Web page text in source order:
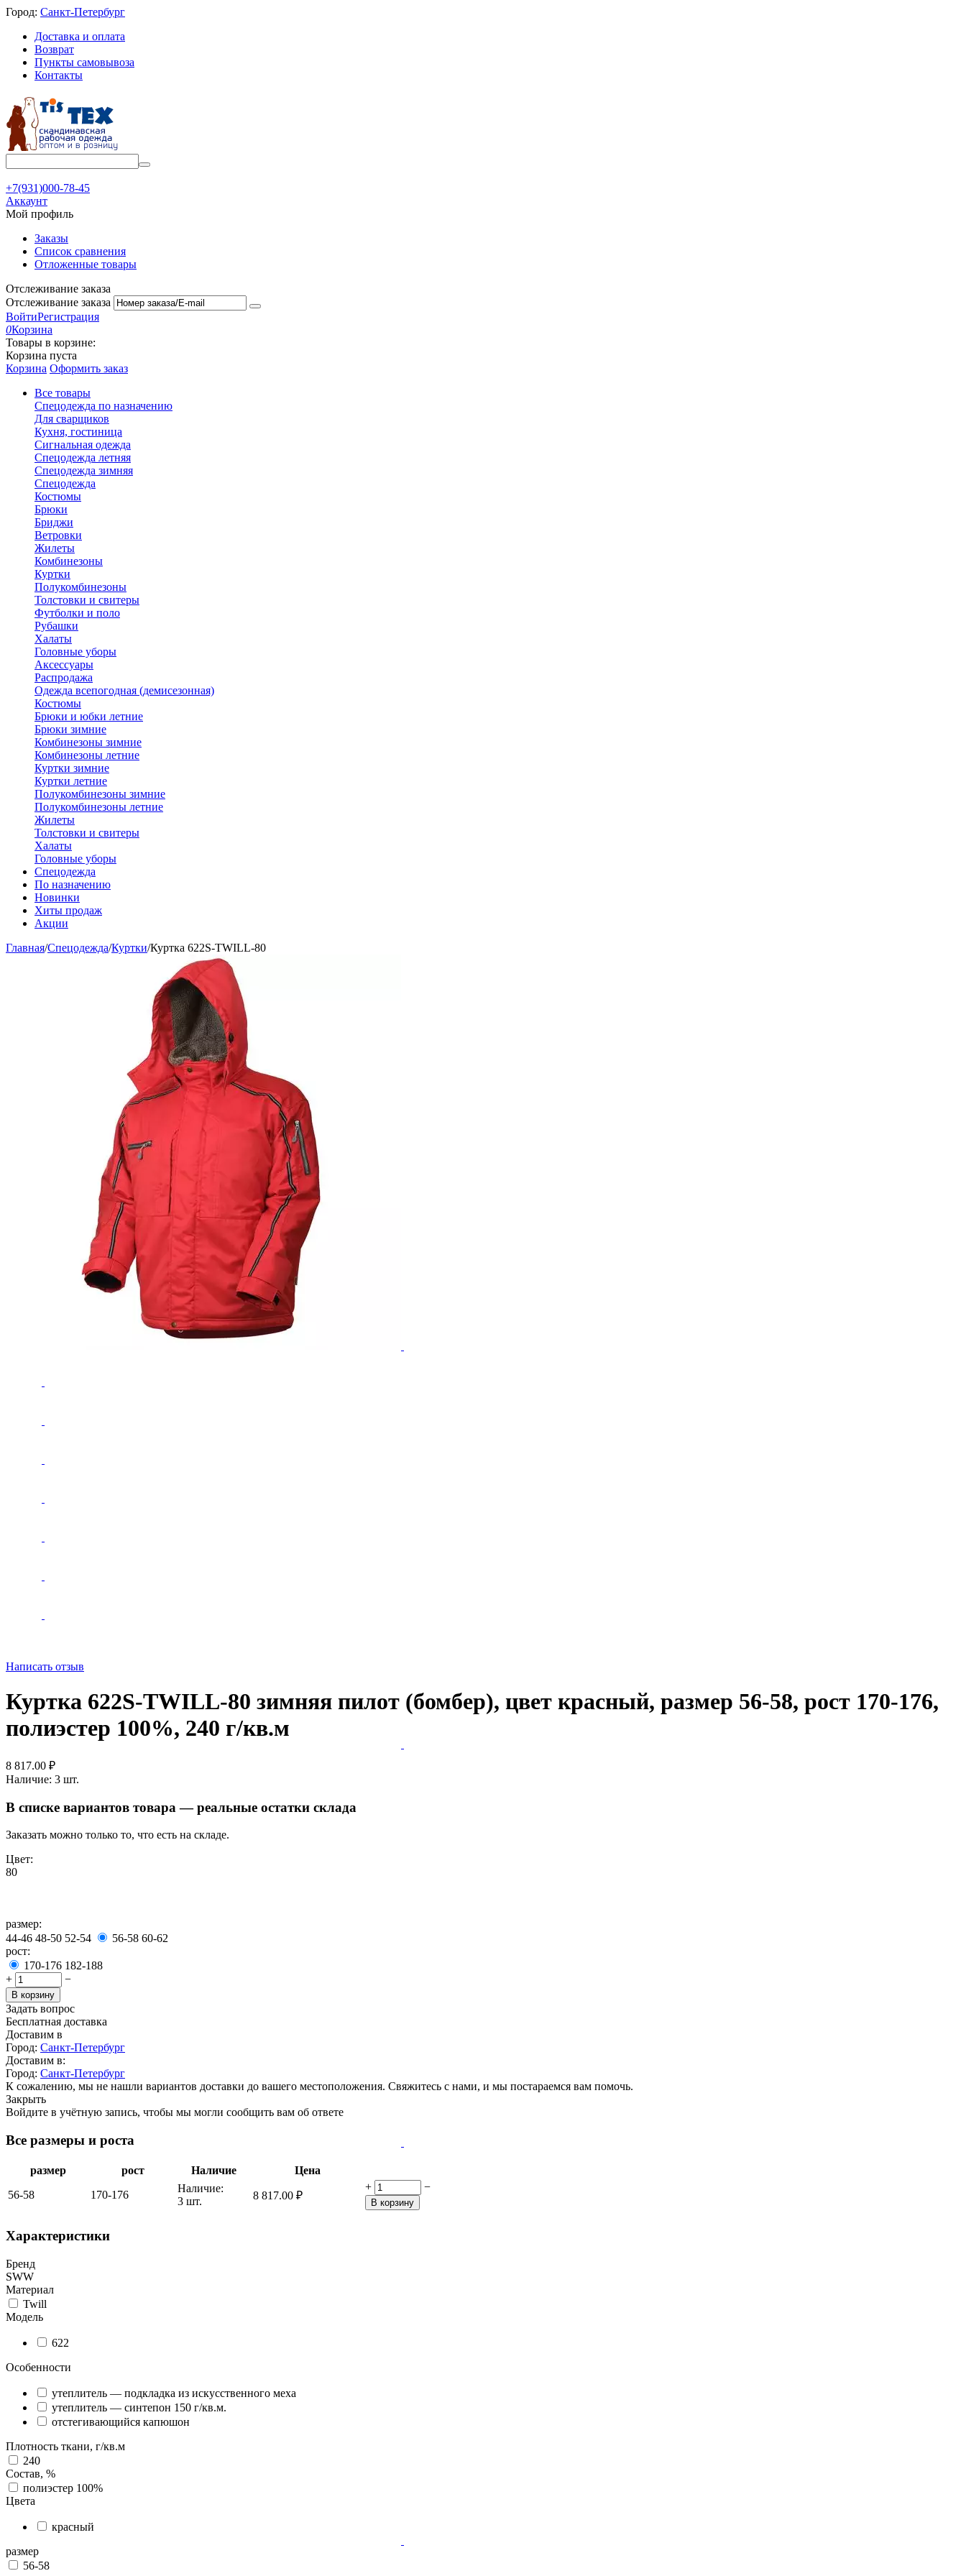
Город: Санкт-Петербург
Доставка и оплата
Возврат
Пункты самовывоза
Контакты
+7(931)000-78-45
Аккаунт
Мой профиль
Заказы
Список сравнения
Отложенные товары
Отслеживание заказа
Отслеживание заказа
ВойтиРегистрация
0Корзина
Товары в корзине:
Корзина пуста
Корзина Оформить заказ
Все товары
Спецодежда по назначению
Для сварщиков
Кухня, гостиница
Сигнальная одежда
Спецодежда летняя
Спецодежда зимняя
Спецодежда
Костюмы
Брюки
Бриджи
Ветровки
Жилеты
Комбинезоны
Куртки
Полукомбинезоны
Толстовки и свитеры
Футболки и поло
Рубашки
Халаты
Головные уборы
Аксессуары
Распродажа
Одежда всепогодная (демисезонная)
Костюмы
Брюки и юбки летние
Брюки зимние
Комбинезоны зимние
Комбинезоны летние
Куртки зимние
Куртки летние
Полукомбинезоны зимние
Полукомбинезоны летние
Жилеты
Толстовки и свитеры
Халаты
Головные уборы
Спецодежда
По назначению
Новинки
Хиты продаж
Акции
Главная/Спецодежда/Куртки/Куртка 622S-TWILL-80
Написать отзыв
Куртка 622S-TWILL-80 зимняя пилот (бомбер), цвет красный, размер 56-58, рост 170-176,
полиэстер 100%, 240 г/кв.м
8 817.00 ₽
Наличие: 3 шт.
В списке вариантов товара — реальные остатки склада
Заказать можно только то, что есть на складе.
Цвет:
80
размер:
44-46 48-50 52-54 56-58 60-62
рост:
170-176 182-188
+
−
В корзину
Задать вопрос
Бесплатная доставка
Доставим в
Город: Санкт-Петербург
Доставим в:
Город: Санкт-Петербург
К сожалению, мы не нашли вариантов доставки до вашего местоположения. Свяжитесь с нами, и мы постараемся вам помочь.
Закрыть
Войдите в учётную запись, чтобы мы могли сообщить вам об ответе
Все размеры и роста
размер рост Наличие
Цена
56-58
170-176
Наличие:
3 шт.
8 817.00 ₽
+ −
В корзину
Характеристики
Бренд
SWW
Материал
Twill
Модель
622
Особенности
утеплитель — подкладка из искусственного меха
утеплитель — синтепон 150 г/кв.м.
отстегивающийся капюшон
Плотность ткани, г/кв.м
240
Состав, %
полиэстер 100%
Цвета
красный
размер
56-58